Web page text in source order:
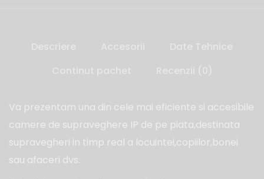
Va prezentam una din cele mai eficiente si accesibile
camere de supraveghere IP de pe piata,destinata
supravegheri in timp real a locuintei,copiilor,bonei
sau afaceri dvs.